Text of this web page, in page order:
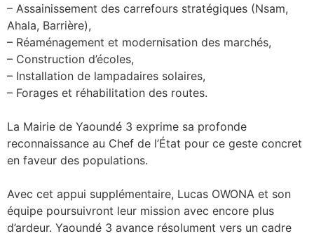
– Assainissement des carrefours stratégiques (Nsam,
Ahala, Barrière),
– Réaménagement et modernisation des marchés,
– Construction d’écoles,
– Installation de lampadaires solaires,
– Forages et réhabilitation des routes.
La Mairie de Yaoundé 3 exprime sa profonde
reconnaissance au Chef de l’État pour ce geste concret
en faveur des populations.
Avec cet appui supplémentaire, Lucas OWONA et son
équipe poursuivront leur mission avec encore plus
d’ardeur. Yaoundé 3 avance résolument vers un cadre